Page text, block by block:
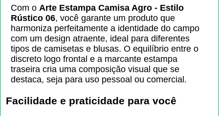
Com o Arte Estampa Camisa Agro - Estilo
Rústico 06, você garante um produto que
harmoniza perfeitamente a identidade do campo
com um design atraente, ideal para diferentes
tipos de camisetas e blusas. O equilíbrio entre o
discreto logo frontal e a marcante estampa
traseira cria uma composição visual que se
destaca, seja para uso pessoal ou comercial.
Facilidade e praticidade para você